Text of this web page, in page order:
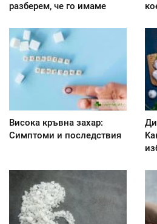
разберем, че го имаме
Висока кръвна захар:
Симптоми и последствия